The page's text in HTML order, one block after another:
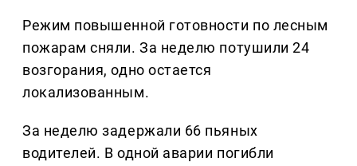
Режим повышенной готовности по лесным
пожарам сняли. За неделю потушили 24
возгорания, одно остается
локализованным.
За неделю задержали 66 пьяных
водителей. В одной аварии погибли